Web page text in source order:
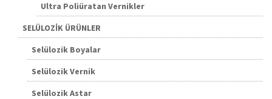
Ultra Poliüratan Vernikler
SELÜLOZİK ÜRÜNLER
Selülozik Boyalar
Selülozik Vernik
Selülozik Astar